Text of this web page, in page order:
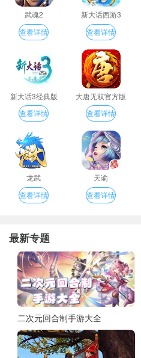
武魂2
查看详情
新大话西游3
查看详情
新大话3经典版
查看详情
大唐无双官方版
查看详情
龙武
查看详情
天谕
查看详情
最新专题
二次元回合制手游大全